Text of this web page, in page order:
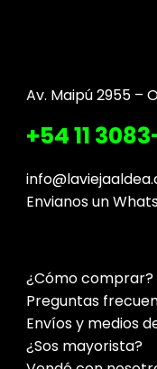
Av. Maipú 2955 –
+54 11
Envianos un
¿Cómo comprar?
Preguntas
Envíos y medios
¿Sos mayorista?